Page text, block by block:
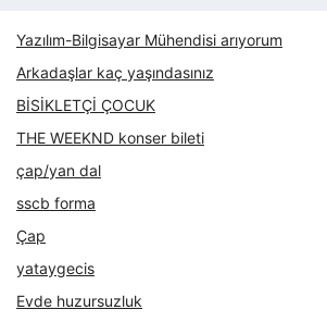
Yazılım-Bilgisayar Mühendisi arıyorum
Arkadaşlar kaç yaşındasınız
BİSİKLETÇİ ÇOCUK
THE WEEKND konser bileti
çap/yan dal
sscb forma
Çap
yataygecis
Evde huzursuzluk